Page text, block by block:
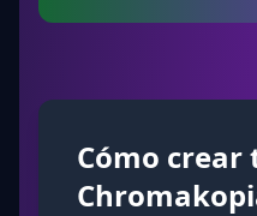
Cómo crear